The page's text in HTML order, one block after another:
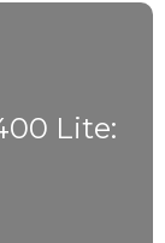
Lite: